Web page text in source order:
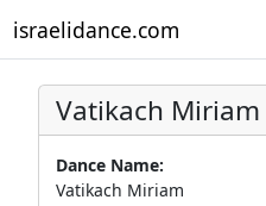
israelidance.com
Vatikach Miriam
Dance Name:
Vatikach Miriam